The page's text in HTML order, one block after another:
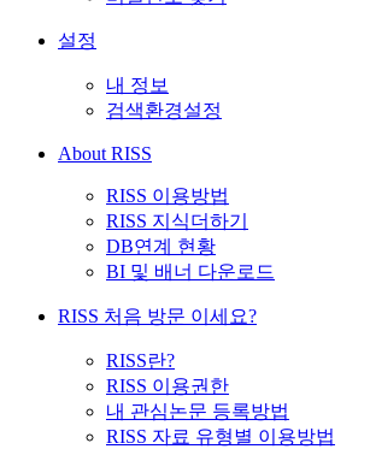
설정
내 정보
검색환경설정
About RISS
RISS 이용방법
RISS 지식더하기
DB연계 현황
BI 및 배너 다운로드
RISS 처음 방문 이세요?
RISS란?
RISS 이용권한
내 관심논문 등록방법
RISS 자료 유형별 이용방법